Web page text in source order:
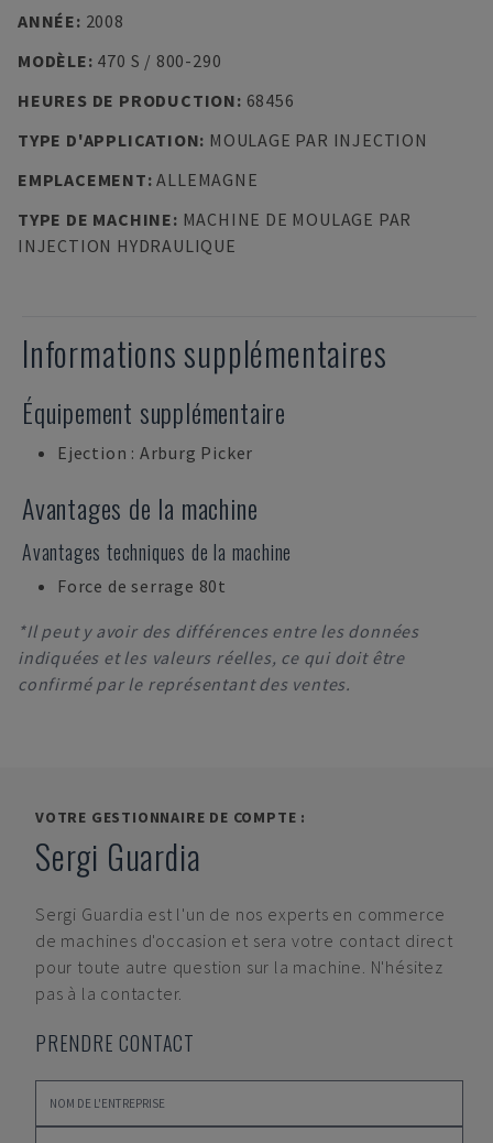
ANNÉE: 2008
MODÈLE: 470 S / 800-290
HEURES DE PRODUCTION: 68456
TYPE D'APPLICATION: MOULAGE PAR INJECTION
EMPLACEMENT:ALLEMAGNE
TYPE DE MACHINE: MACHINE DE MOULAGE PAR
INJECTION HYDRAULIQUE
Informations supplémentaires
Équipement supplémentaire
Ejection : Arburg Picker
Avantages de la machine
Avantages techniques de la machine
Force de serrage 80t
*Il peut y avoir des différences entre les données
indiquées et les valeurs réelles, ce qui doit être
confirmé par le représentant des ventes.
VOTRE GESTIONNAIRE DE COMPTE :
Sergi Guardia
Sergi Guardia est l'un de nos experts en commerce
de machines d'occasion et sera votre contact direct
pour toute autre question sur la machine. N'hésitez
pas à la contacter.
PRENDRE CONTACT